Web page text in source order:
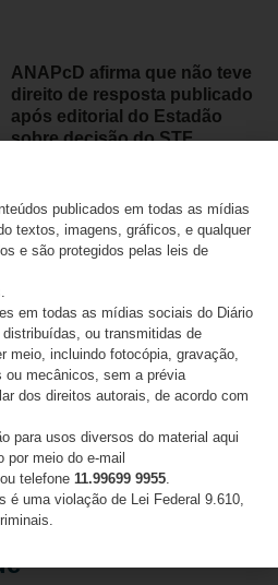
ANAPcD afirma que não teve
direito de resposta publicado
após editorial do Estadão
sobre decisão do STF
em 21 pessoas em São Paulo
05/08/2026
publicados em todas as mídias
textos, imagens, gráficos, e qualquer
e são protegidos pelas leis de
em todas as mídias sociais do Diário
ou transmitidas de
meio, incluindo fotocópia, gravação,
ou mecânicos, sem a prévia
dos direitos autorais, de acordo com
para usos diversos do material aqui
por meio do e-mail
ou telefone 11.99699 9955.
é uma violação de Lei Federal 9.610,